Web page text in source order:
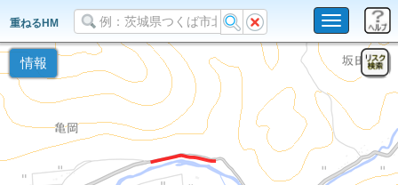
Toggle
navigation
重ねるHM
情報